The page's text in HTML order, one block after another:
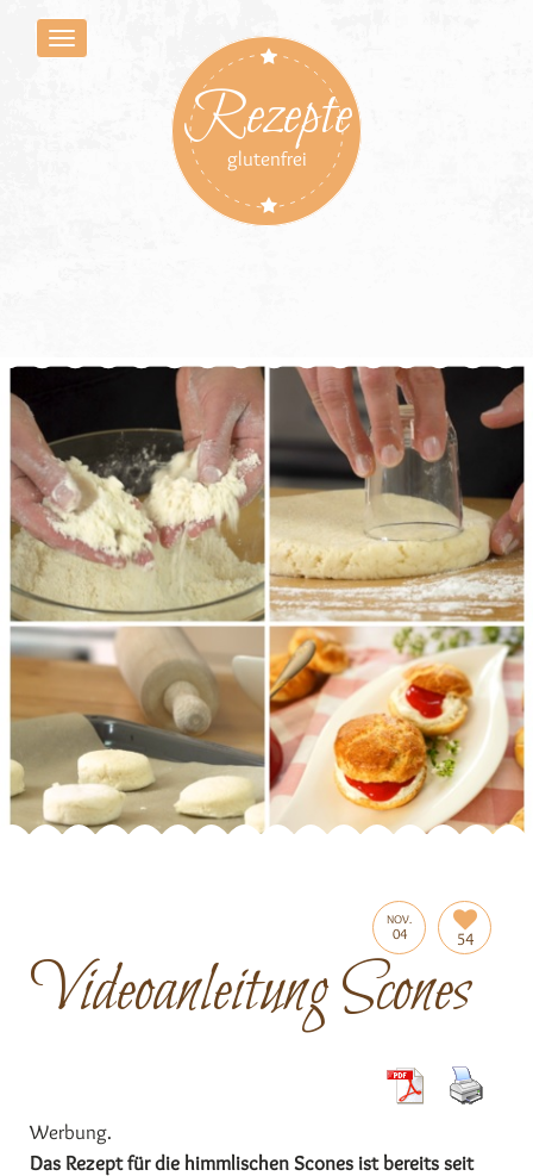
Rezepte
glutenfrei
NOV.
04 54
Videoanleitung Scones
Werbung.
Das Rezept für die himmlischen Scones ist bereits seit